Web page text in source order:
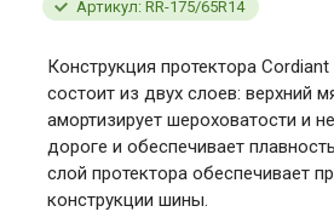
Артикул: RR-175/65R14
Конструкция протектора Cordiant
состоит из двух слоев: верхний
амортизирует шероховатости и
дороге и обеспечивает
слой протектора обеспечивает
конструкции шины.